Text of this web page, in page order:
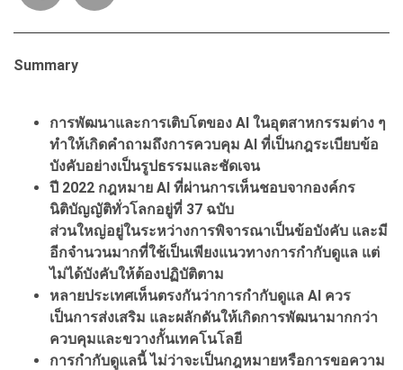
Summary
การพัฒนาและการเติบโตของ AI ในอุตสาหกรรมต่าง ๆ
ทำให้เกิดคำถามถึงการควบคุม AI ที่เป็นกฎระเบียบข้อ
บังคับอย่างเป็นรูปธรรมและชัดเจน
ปี 2022 กฎหมาย AI ที่ผ่านการเห็นชอบจากองค์กร
นิติบัญญัติทั่วโลกอยู่ที่ 37 ฉบับ
ส่วนใหญ่อยู่ในระหว่างการพิจารณาเป็นข้อบังคับ และมี
อีกจำนวนมากที่ใช้เป็นเพียงแนวทางการกำกับดูแล แต่
ไม่ได้บังคับให้ต้องปฏิบัติตาม
หลายประเทศเห็นตรงกันว่าการกำกับดูแล AI ควร
เป็นการส่งเสริม และผลักดันให้เกิดการพัฒนามากกว่า
ควบคุมและขวางกั้นเทคโนโลยี
การกำกับดูแลนี้ ไม่ว่าจะเป็นกฎหมายหรือการขอความ